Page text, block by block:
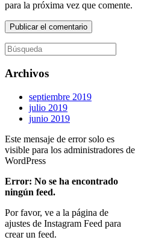
para la próxima vez que comente.
Buscar:
Archivos
septiembre 2019
julio 2019
junio 2019
Este mensaje de error solo es
visible para los administradores de
WordPress
Error: No se ha encontrado
ningún feed.
Por favor, ve a la página de
ajustes de Instagram Feed para
crear un feed.